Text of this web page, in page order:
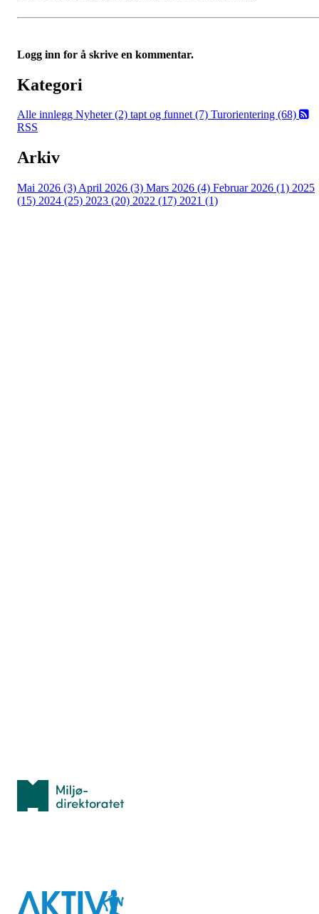
Logg inn for å skrive en kommentar.
Kategori
Alle innlegg Nyheter (2) tapt og funnet (7) Turorientering (68)
RSS
Arkiv
Mai 2026 (3) April 2026 (3) Mars 2026 (4) Februar 2026 (1) 2025
(15) 2024 (25) 2023 (20) 2022 (17) 2021 (1)